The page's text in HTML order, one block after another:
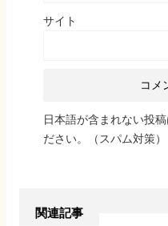
サイト
日本語が含まれない投
ださい。（スパム対策）
関連記事